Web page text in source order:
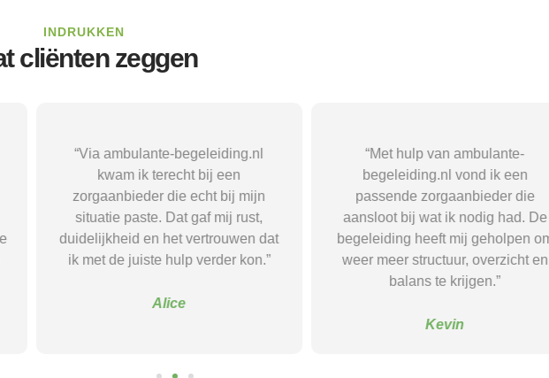
INDRUKKEN
cliënten zeggen
“Met hulp van ambulante-
begeleiding.nl vond ik een
passende zorgaanbieder die
aansloot bij wat ik nodig had. De
begeleiding heeft mij geholpen om
weer meer structuur, overzicht en
“Met hulp van ambulante-
begeleiding.nl ben ik in contact
gekomen met een passende
zorgaanbieder. Daardoor kreeg ik
snel de juiste begeleiding en
ik me eindelijk gehoord, begrepen
en goed ondersteund.”
Sanne